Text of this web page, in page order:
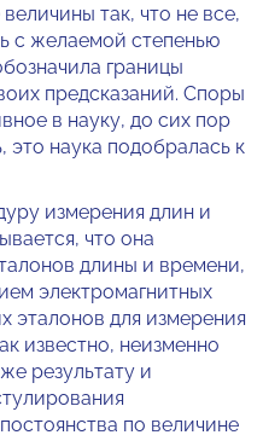
так, что не все,
с желаемой степенью
границы
предсказаний. Споры
в науку, до сих пор
это наука подобралась к
измерения длин и
что она
длины и времени,
электромагнитных
эталонов для измерения
известно, неизменно
результату и
по величине